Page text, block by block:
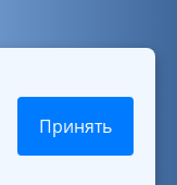
Принять